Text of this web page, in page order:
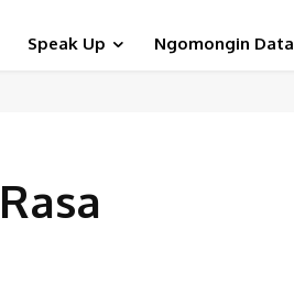
Speak Up Ngomongin Data